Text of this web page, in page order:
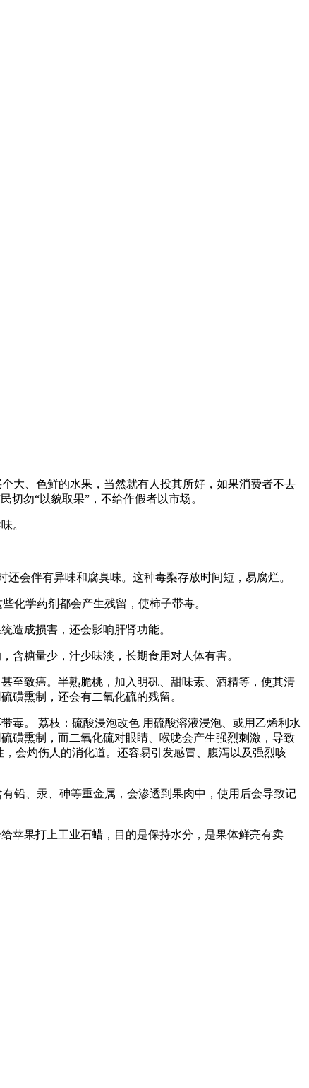
大、色鲜的水果，当然就有人投其所好，如果消费者不去
切勿“以貌取果”，不给作假者以市场。
。
会伴有异味和腐臭味。这种毒梨存放时间短，易腐烂。
学药剂都会产生残留，使柿子带毒。
成损害，还会影响肝肾功能。
糖量少，汁少味淡，长期食用对人体有害。
致癌。半熟脆桃，加入明矾、甜味素、酒精等，使其清
磺熏制，还会有二氧化硫的残留。
。 荔枝：硫酸浸泡改色 用硫酸溶液浸泡、或用乙烯利水
磺熏制，而二氧化硫对眼睛、喉咙会产生强烈刺激，导致
会灼伤人的消化道。还容易引发感冒、腹泻以及强烈咳
铅、汞、砷等重金属，会渗透到果肉中，使用后会导致记
果打上工业石蜡，目的是保持水分，是果体鲜亮有卖